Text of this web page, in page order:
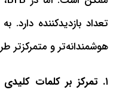
تعداد بازدیدکننده
هوشمندانه‌تر و متمرکزتر
۱. تمرکز بر کلمات کلیدی لانگ‌تیل و تخصصی